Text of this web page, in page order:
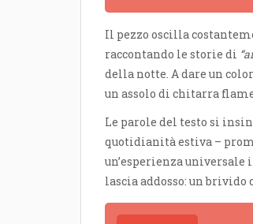
Il pezzo oscilla
raccontando le storie di
della notte. A dare un
un assolo di chitarra
Le parole del testo si
quotidianità estiva –
un’esperienza universale
lascia addosso: un